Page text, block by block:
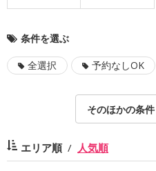
条件を選ぶ
全選択 予約なしOK
そのほかの条
エリア順 人気順